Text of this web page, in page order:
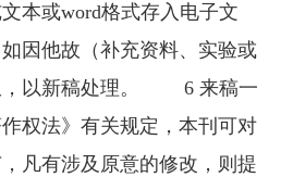
本或word格式存入电子文
因他故（补充资料、实验或
，以新稿处理。 6 来稿一
权法》有关规定，本刊可对
凡有涉及原意的修改，则提